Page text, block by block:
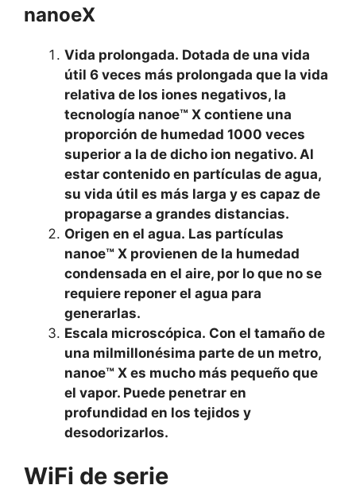
nanoeX
Vida prolongada. Dotada de una vida
útil 6 veces más prolongada que la vida
relativa de los iones negativos, la
tecnología nanoe™ X contiene una
proporción de humedad 1000 veces
superior a la de dicho ion negativo. Al
estar contenido en partículas de agua,
su vida útil es más larga y es capaz de
propagarse a grandes distancias.
Origen en el agua. Las partículas
nanoe™ X provienen de la humedad
condensada en el aire, por lo que no se
requiere reponer el agua para
generarlas.
Escala microscópica. Con el tamaño de
una milmillonésima parte de un metro,
nanoe™ X es mucho más pequeño que
el vapor. Puede penetrar en
profundidad en los tejidos y
desodorizarlos.
WiFi de serie